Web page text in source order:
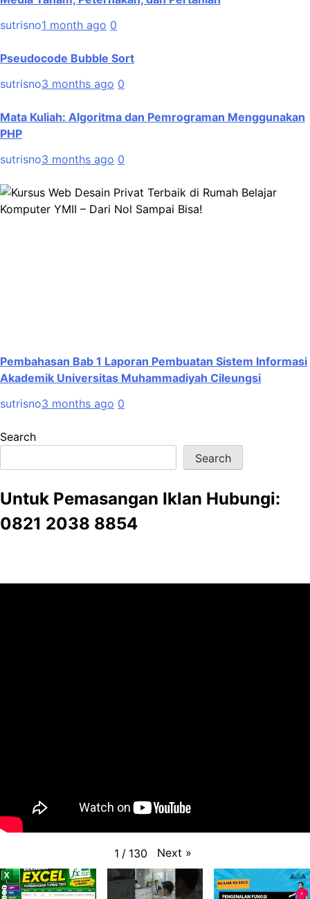
sutrisno1 month ago 0
Pseudocode Bubble Sort
sutrisno3 months ago 0
Mata Kuliah: Algoritma dan Pemrograman Menggunakan
PHP
sutrisno3 months ago 0
Pembahasan Bab 1 Laporan Pembuatan Sistem Informasi
Akademik Universitas Muhammadiyah Cileungsi
sutrisno3 months ago 0
Search
Search
Untuk Pemasangan Iklan Hubungi:
0821 2038 8854
1 / 130 Next »